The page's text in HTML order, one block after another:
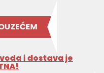
i dostava je